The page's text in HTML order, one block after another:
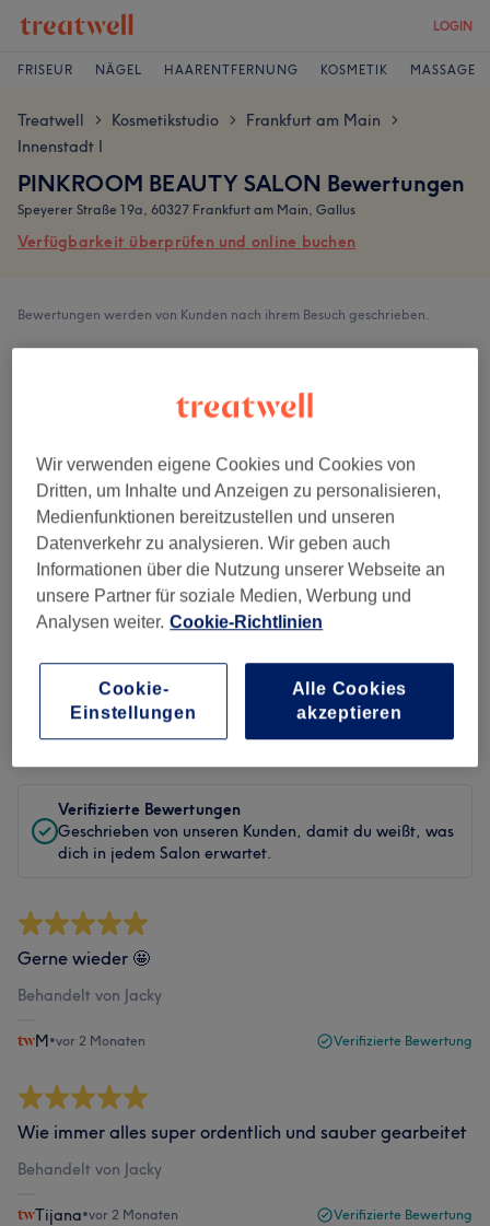
LOGIN
FRISEUR NÄGEL HAARENTFERNUNG KOSMETIK MASSAGE
Treatwell > Kosmetikstudio > Frankfurt am Main >
Innenstadt I
PINKROOM BEAUTY SALON Bewertungen
Speyerer Straße 19a, 60327 Frankfurt am Main, Gallus
Verfügbarkeit überprüfen und online buchen
Bewertungen werden von Kunden nach ihrem Besuch geschrieben.
Ambiente
Sauberkeit
Service
Bewertung Nach Sternen filtern
Verifizierte Bewertungen
Geschrieben von unseren Kunden, damit du weißt, was
dich in jedem Salon erwartet.
Gerne wieder 🤩
Behandelt von Jacky
M•vor 2 Monaten Verifizierte Bewertung
Wie immer alles super ordentlich und sauber gearbeitet
Behandelt von Jacky
Tijana•vor 2 Monaten Verifizierte Bewertung
Wir verwenden eigene Cookies und Cookies von
Dritten, um Inhalte und Anzeigen zu personalisieren,
Medienfunktionen bereitzustellen und unseren
Datenverkehr zu analysieren. Wir geben auch
Informationen über die Nutzung unserer Webseite an
unsere Partner für soziale Medien, Werbung und
Analysen weiter. Cookie-Richtlinien
Cookie-
Einstellungen
Alle Cookies
akzeptieren